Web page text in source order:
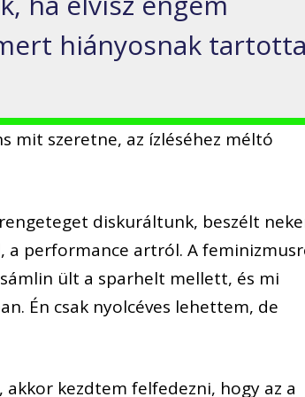
hiányosnak tartotta
mit szeretne, az ízléséhez méltó
diskuráltunk, beszélt
a performance artról. A
ült a sparhelt mellett, és mi
Én csak nyolcéves lehettem, de
kezdtem felfedezni, hogy az a